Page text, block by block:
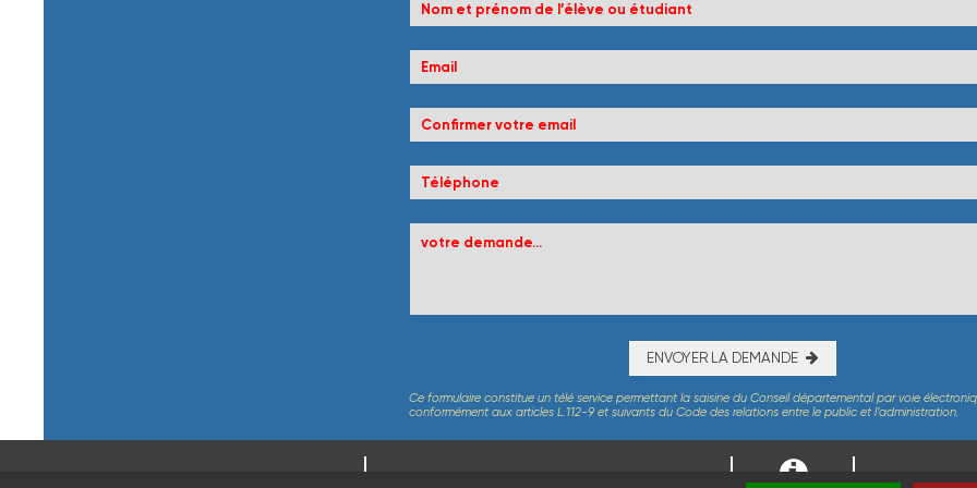
ENVOYER LA DEMANDE
Ce formulaire constitue un télé service permettant la saisine du Conseil départemental par voie
conformément aux articles L.112-9 et suivants du Code des relations entre le public et l’administration.